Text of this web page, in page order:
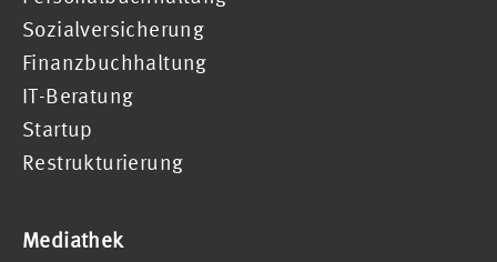
Sozialversicherung
Finanzbuchhaltung
IT-Beratung
Startup
Restrukturierung
Mediathek